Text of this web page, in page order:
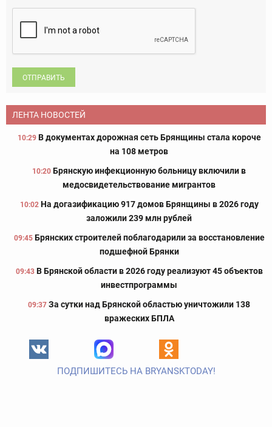
ОТПРАВИТЬ
ЛЕНТА НОВОСТЕЙ
10:29 В документах дорожная сеть Брянщины стала короче
на 108 метров
10:20 Брянскую инфекционную больницу включили в
медосвидетельствование мигрантов
10:02 На догазификацию 917 домов Брянщины в 2026 году
заложили 239 млн рублей
09:45 Брянских строителей поблагодарили за восстановление
подшефной Брянки
09:43 В Брянской области в 2026 году реализуют 45 объектов
инвестпрограммы
09:37 За сутки над Брянской областью уничтожили 138
вражеских БПЛА
ПОДПИШИТЕСЬ НА BRYANSKTODAY!